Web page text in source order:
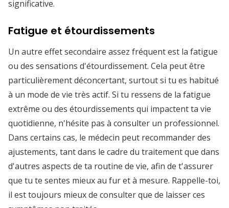
significative.
Fatigue et étourdissements
Un autre effet secondaire assez fréquent est la fatigue
ou des sensations d'étourdissement. Cela peut être
particulièrement déconcertant, surtout si tu es habitué
à un mode de vie très actif. Si tu ressens de la fatigue
extrême ou des étourdissements qui impactent ta vie
quotidienne, n'hésite pas à consulter un professionnel.
Dans certains cas, le médecin peut recommander des
ajustements, tant dans le cadre du traitement que dans
d'autres aspects de ta routine de vie, afin de t'assurer
que tu te sentes mieux au fur et à mesure. Rappelle-toi,
il est toujours mieux de consulter que de laisser ces